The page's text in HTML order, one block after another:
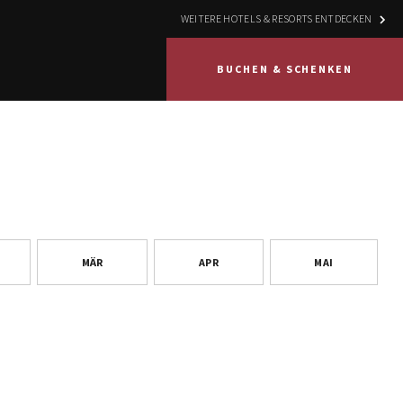
WEITERE HOTELS & RESORTS ENTDECKEN
BUCHEN & SCHENKEN
MÄR APR MAI